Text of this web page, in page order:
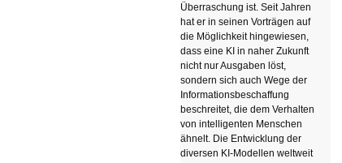
Überraschung ist. Seit Jahren
hat er in seinen Vorträgen auf
die Möglichkeit hingewiesen,
dass eine KI in naher Zukunft
nicht nur Ausgaben löst,
sondern sich auch Wege der
Informationsbeschaffung
beschreitet, die dem Verhalten
von intelligenten Menschen
ähnelt. Die Entwicklung der
diversen KI-Modellen weltweit